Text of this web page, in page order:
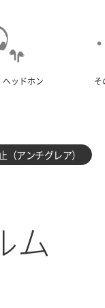
ッドホン そ
（アンチグレア）
ム